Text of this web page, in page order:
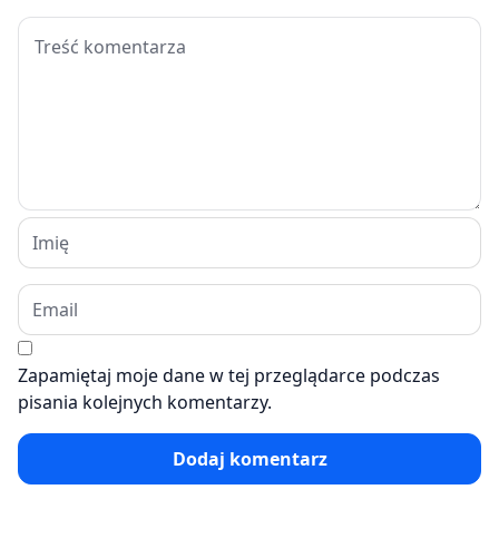
Zapamiętaj moje dane w tej przeglądarce podczas
pisania kolejnych komentarzy.
Dodaj komentarz